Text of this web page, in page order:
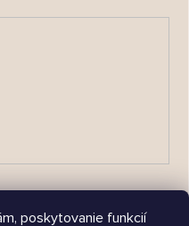
poskytovanie funkcií